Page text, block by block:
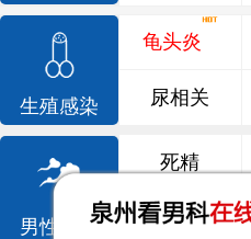
生殖感染
龟头炎
尿相关
男性不育
死精
精液异常